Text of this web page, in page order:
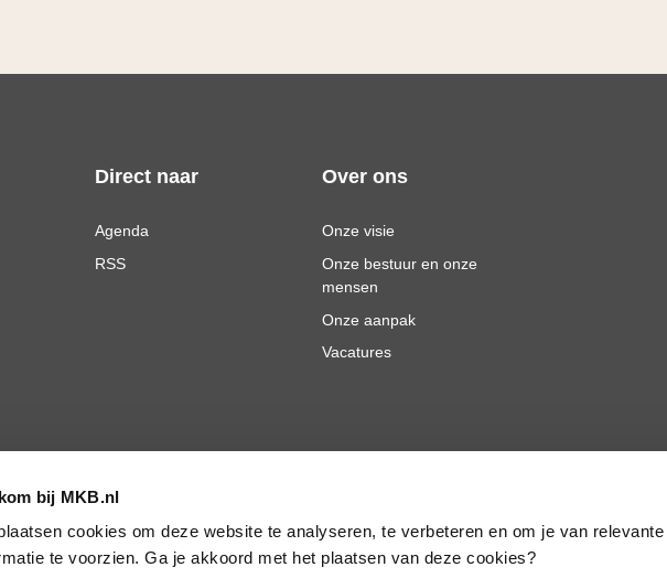
bij MKB.nl
cookies om deze website te analyseren, te verbeteren en om je van relevante
te voorzien. Ga je akkoord met het plaatsen van deze cookies?
Direct naar
Agenda
RSS
Over ons
Onze visie
Onze bestuur en onze
mensen
Onze aanpak
Vacatures